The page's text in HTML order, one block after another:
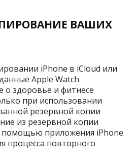
ВАШИХ
iPhone в iCloud или
Apple Watch
о здоровье и фитнесе
при использовании
резервной копии
из резервной копии
приложения iPhone
процесса повторного